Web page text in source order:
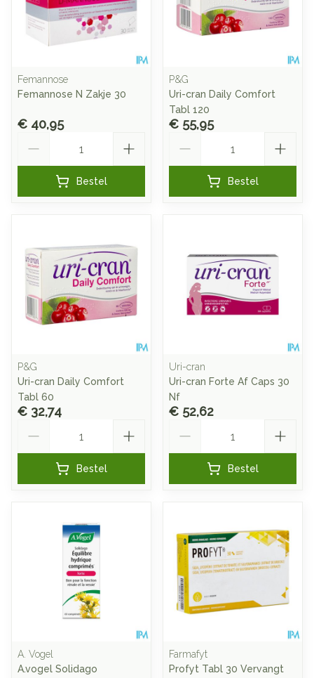
Femannose
Femannose N Zakje 30
€ 40,95
Bestel
P&G
Uri-cran Daily Comfort
Tabl 120
€ 55,95
Bestel
P&G
Uri-cran Daily Comfort
Tabl 60
€ 32,74
Bestel
Uri-cran
Uri-cran Forte Af Caps 30
Nf
€ 52,62
Bestel
A. Vogel
A.vogel Solidago
Farmafyt
Profyt Tabl 30 Vervangt